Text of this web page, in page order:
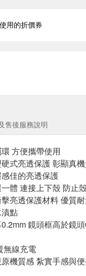
用的折價券
售後服務說明
方便攜帶使用
式亮透保護 彰顯真
佳的亮透保護
體 連接上下殼 防止
亮透保護材料 優質
點
鏡頭框高於鏡
無線充電
機質感 紮實手感與